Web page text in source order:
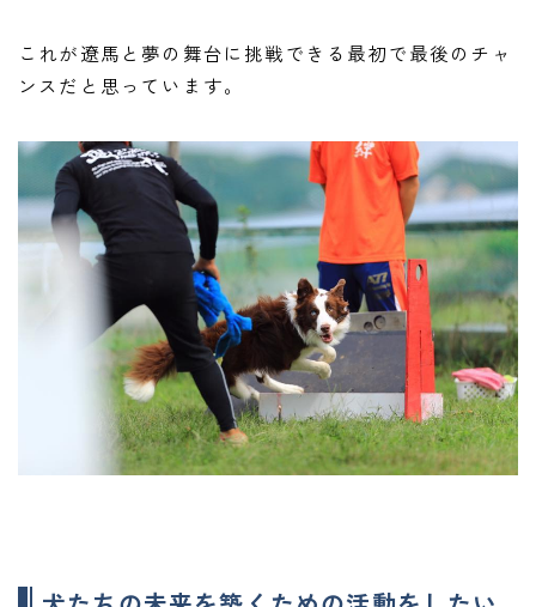
Follow Me
これが遼馬と夢の舞台に挑戦できる最初で最後のチャ
ンスだと思っています。
ご予約・お問い合わせはこちら